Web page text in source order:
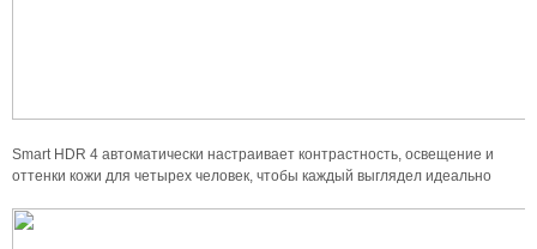
Smart HDR 4 автоматически настраивает контрастность, освещение и
оттенки кожи для четырех человек, чтобы каждый выглядел идеально